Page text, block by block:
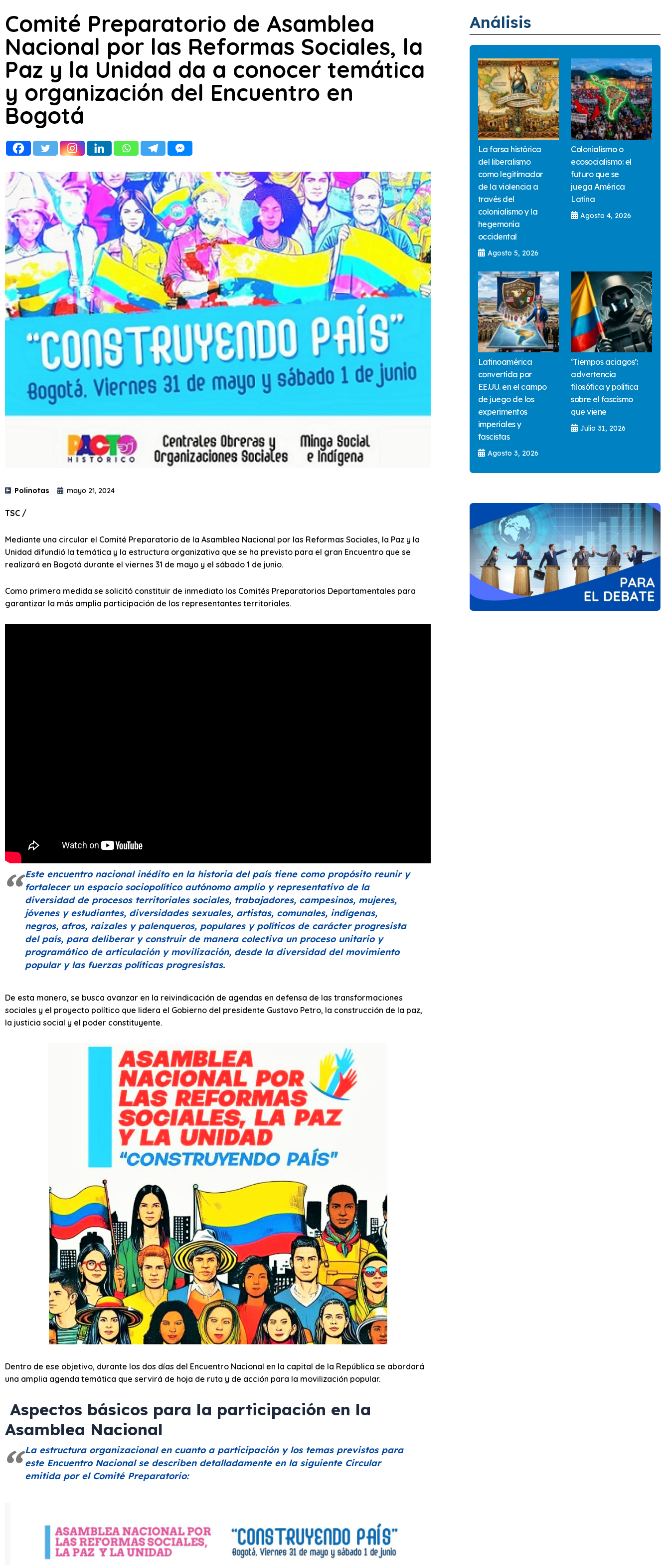
Comité Preparatorio de Asamblea
Nacional por las Reformas Sociales, la
Paz y la Unidad da a conocer temática
y organización del Encuentro en
Bogotá
Polinotas mayo 21, 2024
TSC /
Mediante una circular el Comité Preparatorio de la Asamblea Nacional por las Reformas Sociales, la Paz y la
Unidad difundió la temática y la estructura organizativa que se ha previsto para el gran Encuentro que se
realizará en Bogotá durante el viernes 31 de mayo y el sábado 1 de junio.
Como primera medida se solicitó constituir de inmediato los Comités Preparatorios Departamentales para
garantizar la más amplia participación de los representantes territoriales.
Este encuentro nacional inédito en la historia del país tiene como propósito reunir y
fortalecer un espacio sociopolítico autónomo amplio y representativo de la
diversidad de procesos territoriales sociales, trabajadores, campesinos, mujeres,
jóvenes y estudiantes, diversidades sexuales, artistas, comunales, indígenas,
negros, afros, raizales y palenqueros, populares y políticos de carácter progresista
del país, para deliberar y construir de manera colectiva un proceso unitario y
programático de articulación y movilización, desde la diversidad del movimiento
popular y las fuerzas políticas progresistas.
De esta manera, se busca avanzar en la reivindicación de agendas en defensa de las transformaciones
sociales y el proyecto político que lidera el Gobierno del presidente Gustavo Petro, la construcción de la paz,
la justicia social y el poder constituyente.
Dentro de ese objetivo, durante los dos días del Encuentro Nacional en la capital de la República se abordará
una amplia agenda temática que servirá de hoja de ruta y de acción para la movilización popular.
Aspectos básicos para la participación en la
Asamblea Nacional
La estructura organizacional en cuanto a participación y los temas previstos para
este Encuentro Nacional se describen detalladamente en la siguiente Circular
emitida por el Comité Preparatorio:
Análisis
La farsa histórica
del liberalismo
como legitimador
de la violencia a
través del
colonialismo y la
hegemonía
occidental
Agosto 5, 2026
Colonialismo o
ecosocialismo: el
futuro que se
juega América
Latina
Agosto 4, 2026
Latinoamérica
convertida por
EE.UU. en el campo
de juego de los
experimentos
imperiales y
fascistas
Agosto 3, 2026
‘Tiempos aciagos’:
advertencia
filosófica y política
sobre el fascismo
que viene
Julio 31, 2026